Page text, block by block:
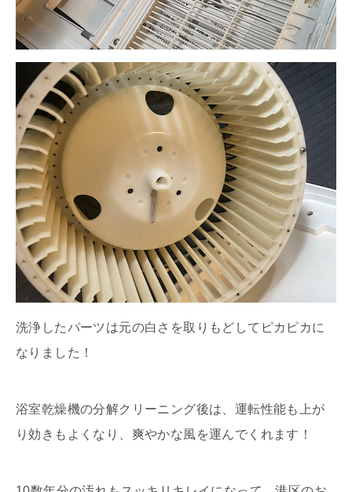
洗浄したパーツは元の白さを取りもどしてピカピカに
なりました！
浴室乾燥機の分解クリーニング後は、運転性能も上が
り効きもよくなり、爽やかな風を運んでくれます！